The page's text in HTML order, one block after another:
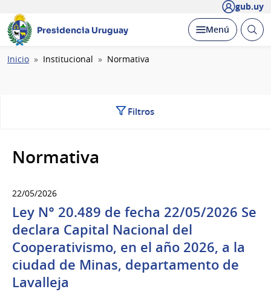
gub.uy
Presidencia Uruguay Desplegar
Menú Abrir
Ruta
Inicio Institucional Normativa
Filtros
Normativa
22/05/2026
Ley N° 20.489 de fecha 22/05/2026 Se
declara Capital Nacional del
Cooperativismo, en el año 2026, a la
ciudad de Minas, departamento de
Lavalleja